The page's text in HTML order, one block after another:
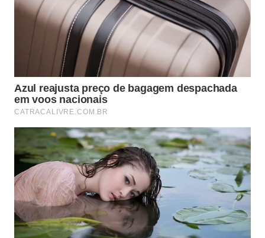
Signo Cor Principal Cor Íntima
Áries
Azul
(Saúde/Cura)
Laranja ou
Dourado